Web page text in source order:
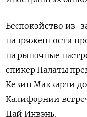
Беспокойство из-
напряженности
на рыночные
спикер Палаты
Кевин Маккарти
Калифорнии
Цай Инвэнь.